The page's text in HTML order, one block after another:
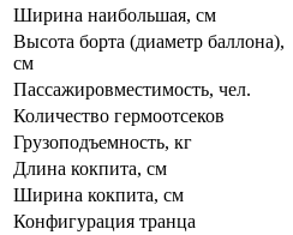
Ширина наибольшая, см
Высота борта (диаметр баллона),
см
Пассажировместимость, чел.
Количество гермоотсеков
Грузоподъемность, кг
Длина кокпита, см
Ширина кокпита, см
Конфигурация транца